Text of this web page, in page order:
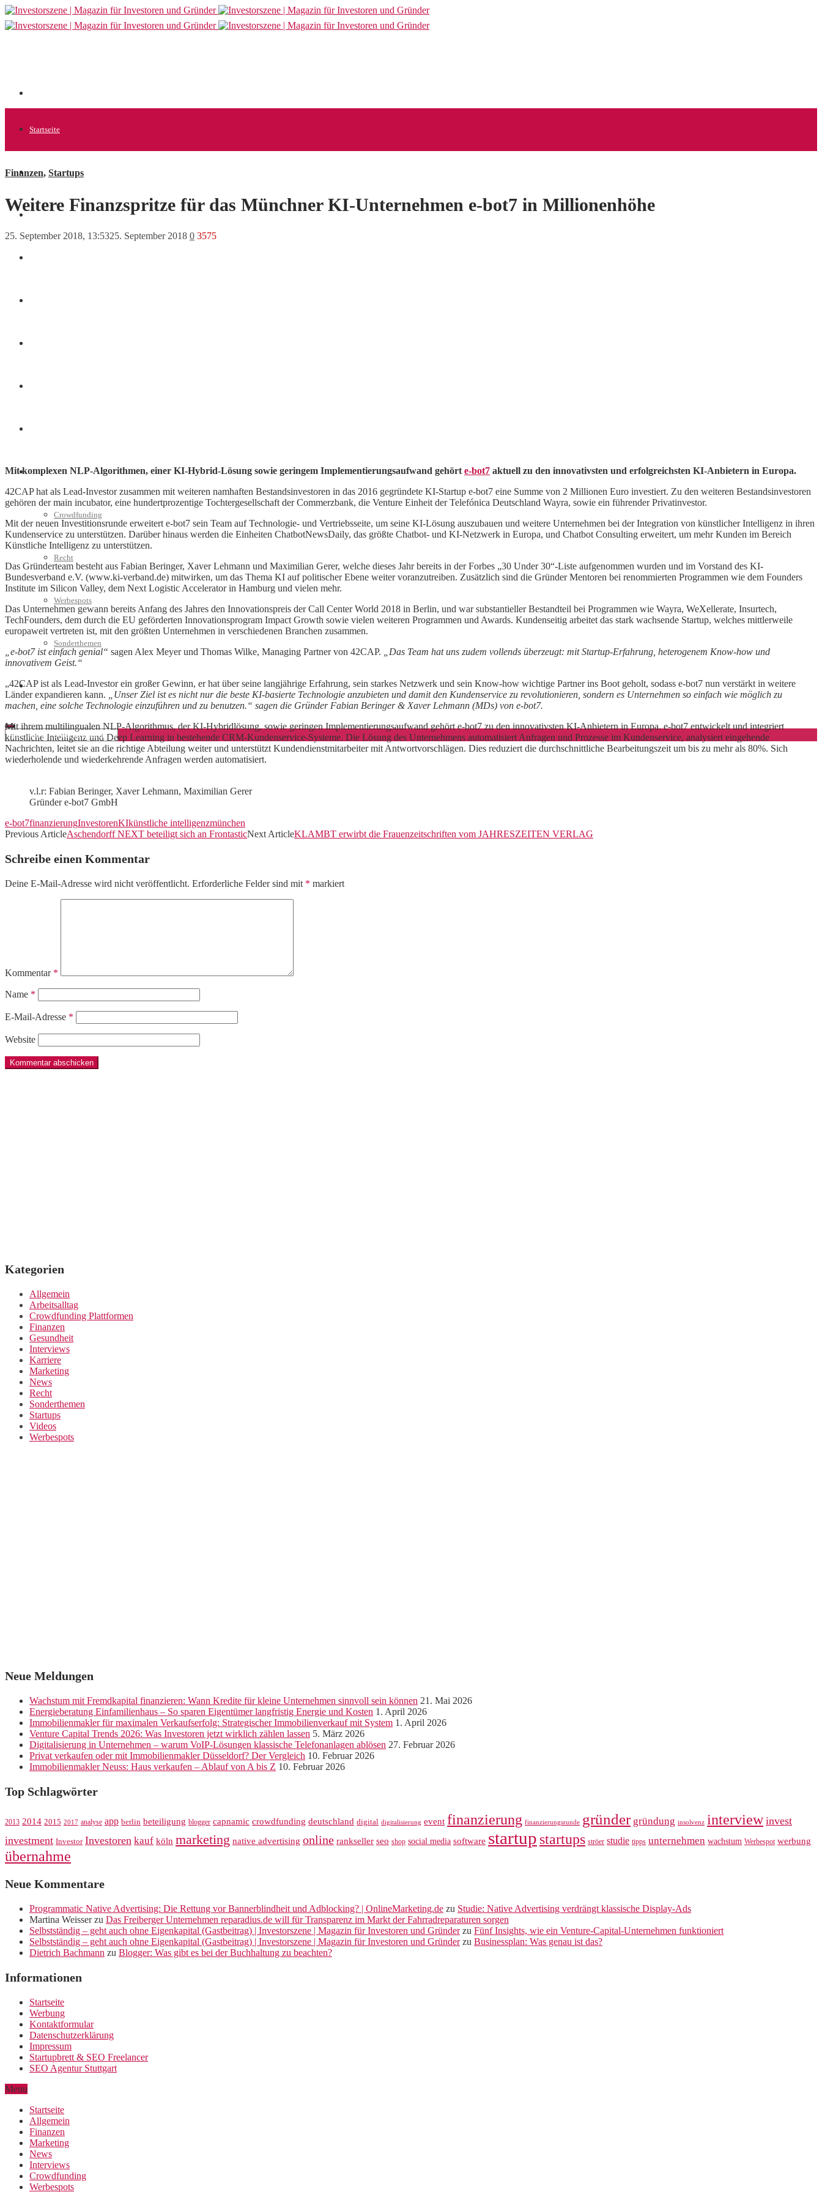
Startseite
Allgemein
Weitere
Crowdfunding
Recht
Werbespots
Sonderthemen
Geschäftskonto eröffnen
Finanzen, Startups
Weitere Finanzspritze für das Münchner KI-Unternehmen e-bot7 in Millionenhöhe
25. September 2018, 13:5325. September 2018 0 3575
Mit komplexen NLP-Algorithmen, einer KI-Hybrid-Lösung sowie geringem Implementierungsaufwand gehört e-bot7 aktuell zu den innovativsten und erfolgreichsten KI-Anbietern in Europa.
42CAP hat als Lead-Investor zusammen mit weiteren namhaften Bestandsinvestoren in das 2016 gegründete KI-Startup e-bot7 eine Summe von 2 Millionen Euro investiert. Zu den weiteren Bestandsinvestoren
gehören der main incubator, eine hundertprozentige Tochtergesellschaft der Commerzbank, die Venture Einheit der Telefónica Deutschland Wayra, sowie ein führender Privatinvestor.
Mit der neuen Investitionsrunde erweitert e-bot7 sein Team auf Technologie- und Vertriebsseite, um seine KI-Lösung auszubauen und weitere Unternehmen bei der Integration von künstlicher Intelligenz in ihren
Kundenservice zu unterstützen. Darüber hinaus werden die Einheiten ChatbotNewsDaily, das größte Chatbot- und KI-Netzwerk in Europa, und Chatbot Consulting erweitert, um mehr Kunden im Bereich
Künstliche Intelligenz zu unterstützen.
Das Gründerteam besteht aus Fabian Beringer, Xaver Lehmann und Maximilian Gerer, welche dieses Jahr bereits in der Forbes „30 Under 30“-Liste aufgenommen wurden und im Vorstand des KI-
Bundesverband e.V. (www.ki-verband.de) mitwirken, um das Thema KI auf politischer Ebene weiter voranzutreiben. Zusätzlich sind die Gründer Mentoren bei renommierten Programmen wie dem Founders
Institute im Silicon Valley, dem Next Logistic Accelerator in Hamburg und vielen mehr.
Das Unternehmen gewann bereits Anfang des Jahres den Innovationspreis der Call Center World 2018 in Berlin, und war substantieller Bestandteil bei Programmen wie Wayra, WeXellerate, Insurtech,
TechFounders, dem durch die EU geförderten Innovationsprogram Impact Growth sowie vielen weiteren Programmen und Awards. Kundenseitig arbeitet das stark wachsende Startup, welches mittlerweile
europaweit vertreten ist, mit den größten Unternehmen in verschiedenen Branchen zusammen.
„e-bot7 ist einfach genial“ sagen Alex Meyer und Thomas Wilke, Managing Partner von 42CAP.
„Das Team hat uns zudem vollends überzeugt: mit Startup-Erfahrung, heterogenem Know-how und
innovativem Geist.“
„42CAP ist als Lead-Investor ein großer Gewinn, er hat über seine langjährige Erfahrung, sein starkes Netzwerk und sein Know-how wichtige Partner ins Boot geholt, sodass e-bot7 nun verstärkt in weitere
Länder expandieren kann.
„Unser Ziel ist es nicht nur die beste KI-basierte Technologie anzubieten und damit den Kundenservice zu revolutionieren, sondern es Unternehmen so einfach wie möglich zu
machen, eine solche Technologie einzuführen und zu benutzen.“ sagen die Gründer Fabian Beringer & Xaver Lehmann (MDs) von e-bot7.
Mit ihrem multilingualen NLP-Algorithmus, der KI-Hybridlösung, sowie geringen Implementierungsaufwand gehört e-bot7 zu den innovativsten KI-Anbietern in Europa. e-bot7 entwickelt und integriert
künstliche Intelligenz und Deep Learning in bestehende CRM-Kundenservice-Systeme. Die Lösung des Unternehmens automatisiert Anfragen und Prozesse im Kundenservice, analysiert eingehende
Nachrichten, leitet sie an die richtige Abteilung weiter und unterstützt Kundendienstmitarbeiter mit Antwortvorschlägen. Dies reduziert die durchschnittliche Bearbeitungszeit um bis zu mehr als 80%. Sich
wiederholende und wiederkehrende Anfragen werden automatisiert.
v.l.r: Fabian Beringer, Xaver Lehmann, Maximilian Gerer
Gründer e-bot7 GmbH
e-bot7finanzierungInvestorenKIkünstliche intelligenzmünchen
Previous ArticleAschendorff NEXT beteiligt sich an FrontasticNext ArticleKLAMBT erwirbt die Frauenzeitschriften vom JAHRESZEITEN VERLAG
Schreibe einen Kommentar
Deine E-Mail-Adresse wird nicht veröffentlicht. Erforderliche Felder sind mit * markiert
Kommentar *
Name *
E-Mail-Adresse *
Website
Kategorien
Allgemein
Arbeitsalltag
Crowdfunding Plattformen
Finanzen
Gesundheit
Interviews
Karriere
Marketing
News
Recht
Sonderthemen
Startups
Videos
Werbespots
Neue Meldungen
Wachstum mit Fremdkapital finanzieren: Wann Kredite für kleine Unternehmen sinnvoll sein können 21. Mai 2026
Energieberatung Einfamilienhaus – So sparen Eigentümer langfristig Energie und Kosten 1. April 2026
Immobilienmakler für maximalen Verkaufserfolg: Strategischer Immobilienverkauf mit System 1. April 2026
Venture Capital Trends 2026: Was Investoren jetzt wirklich zählen lassen 5. März 2026
Digitalisierung in Unternehmen – warum VoIP-Lösungen klassische Telefonanlagen ablösen 27. Februar 2026
Privat verkaufen oder mit Immobilienmakler Düsseldorf? Der Vergleich 10. Februar 2026
Immobilienmakler Neuss: Haus verkaufen – Ablauf von A bis Z 10. Februar 2026
Top Schlagwörter
2013 2014 2015 2017 analyse app berlin beteiligung blogger capnamic crowdfunding deutschland digital digitalisierung event finanzierung finanzierungsrunde gründer gründung insolvenz interview invest
investment Investor Investoren kauf köln marketing native advertising online rankseller seo shop social media software startup startups ströer studie tipps unternehmen wachstum Werbespot werbung
übernahme
Neue Kommentare
Programmatic Native Advertising: Die Rettung vor Bannerblindheit und Adblocking? | OnlineMarketing.de zu Studie: Native Advertising verdrängt klassische Display-Ads
Martina Weisserzu Das Freiberger Unternehmen reparadius.de will für Transparenz im Markt der Fahrradreparaturen sorgen
Selbstständig – geht auch ohne Eigenkapital (Gastbeitrag) | Investorszene | Magazin für Investoren und Gründerzu Fünf Insights, wie ein Venture-Capital-Unternehmen funktioniert
Selbstständig – geht auch ohne Eigenkapital (Gastbeitrag) | Investorszene | Magazin für Investoren und Gründerzu Businessplan: Was genau ist das?
Dietrich Bachmann zu Blogger: Was gibt es bei der Buchhaltung zu beachten?
Informationen
Startseite
Werbung
Kontaktformular
Datenschutzerklärung
Impressum
Startupbrett & SEO Freelancer
SEO Agentur Stuttgart
Menu
Startseite
Allgemein
Finanzen
Marketing
News
Interviews
Crowdfunding
Werbespots